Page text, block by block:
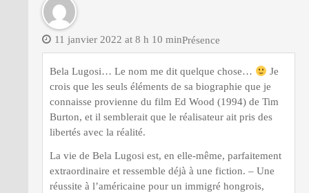
Présence
11 janvier 2022 at 8 h 10 min
Bela Lugosi… Le nom me dit quelque chose…
Je
crois que les seuls éléments de sa biographie que je
connaisse provienne du film Ed Wood (1994) de Tim
Burton, et il semblerait que le réalisateur ait pris des
libertés avec la réalité.
La vie de Bela Lugosi est, en elle-même, parfaitement
extraordinaire et ressemble déjà à une fiction. – Une
réussite à l’américaine pour un immigré hongrois,